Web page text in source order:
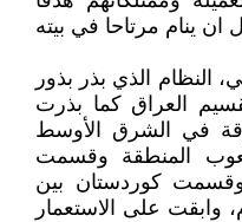
ان ينام مرتاحا في بيته
النظام الذي بذر بذور
العراق كما بذرت
في الشرق الأوسط
المنطقة وقسمت
وقسمت كوردستان بين
وابقت على الاستعمار